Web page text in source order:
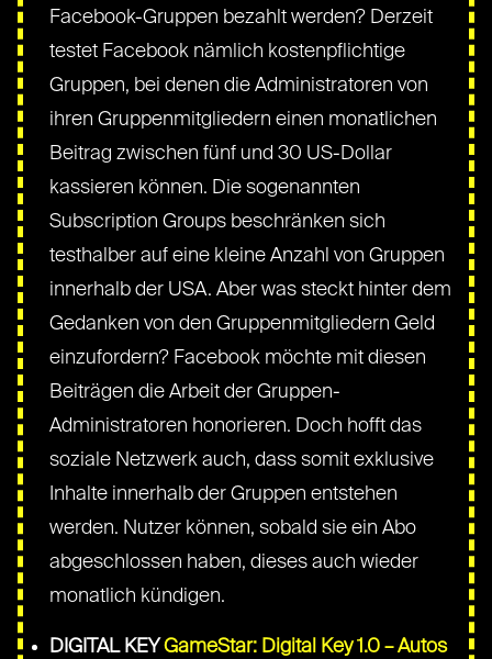
Facebook-Gruppen bezahlt werden? Derzeit
testet Facebook nämlich kostenpflichtige
Gruppen, bei denen die Administratoren von
ihren Gruppenmitgliedern einen monatlichen
Beitrag zwischen fünf und 30 US-Dollar
kassieren können. Die sogenannten
Subscription Groups beschränken sich
testhalber auf eine kleine Anzahl von Gruppen
innerhalb der USA. Aber was steckt hinter dem
Gedanken von den Gruppenmitgliedern Geld
einzufordern? Facebook möchte mit diesen
Beiträgen die Arbeit der Gruppen-
Administratoren honorieren. Doch hofft das
soziale Netzwerk auch, dass somit exklusive
Inhalte innerhalb der Gruppen entstehen
werden. Nutzer können, sobald sie ein Abo
abgeschlossen haben, dieses auch wieder
monatlich kündigen.
DIGITAL KEYGameStar: Digital Key 1.0 – Autos